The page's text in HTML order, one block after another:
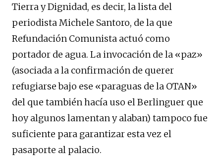
Tierra y Dignidad, es decir, la lista del
periodista Michele Santoro, de la que
Refundación Comunista actuó como
portador de agua. La invocación de la «paz»
(asociada a la confirmación de querer
refugiarse bajo ese «paraguas de la OTAN»
del que también hacía uso el Berlinguer que
hoy algunos lamentan y alaban) tampoco fue
suficiente para garantizar esta vez el
pasaporte al palacio.